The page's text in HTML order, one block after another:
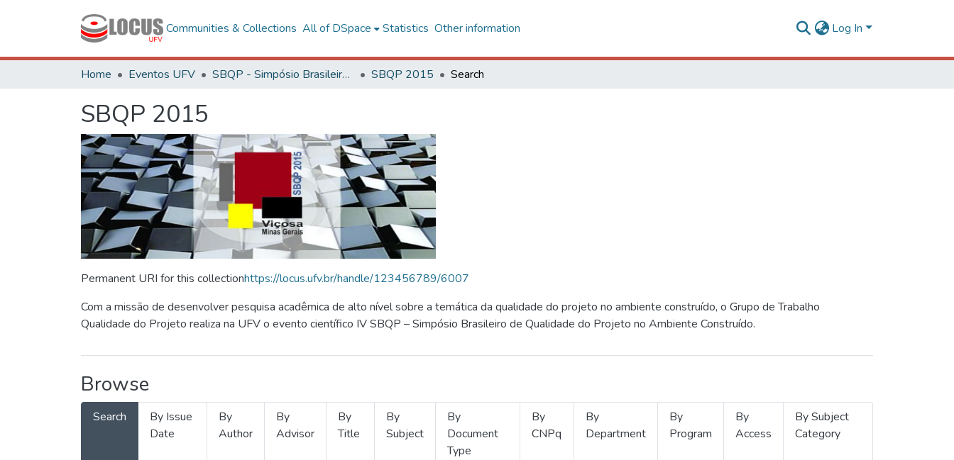
Communities & Collections All of DSpace Statistics Other information Log In
Home Eventos UFV SBQP - Simpósio Brasileiro de Qualidade do Projeto no Ambiente Construído SBQP 2015 Search
SBQP 2015
Permanent URI for this collectionhttps://locus.ufv.br/handle/123456789/6007
Com a missão de desenvolver pesquisa acadêmica de alto nível sobre a temática da qualidade do projeto no ambiente construído, o Grupo de Trabalho
Qualidade do Projeto realiza na UFV o evento científico IV SBQP – Simpósio Brasileiro de Qualidade do Projeto no Ambiente Construído.
Browse
Search
By Issue
Date
By
Author
By
Advisor
By
Title
By
Subject
By
Document
Type
By
CNPq
By
Department
By
Program
By
Access
By Subject
Category